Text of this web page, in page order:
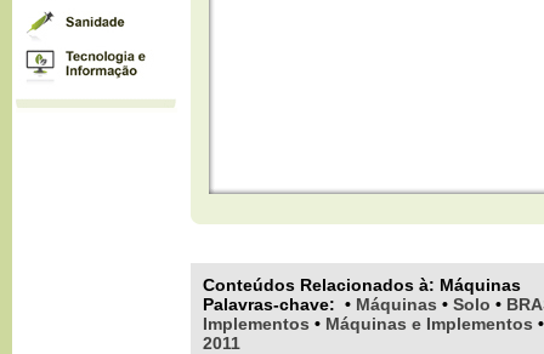
Conteúdos Relacionados à: Máquinas
Palavras-chave: • Máquinas • Solo •
Implementos • Máquinas e Implementos
2011